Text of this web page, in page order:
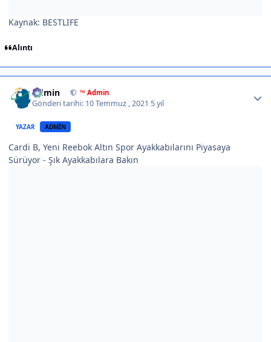
Kaynak: BESTLIFE
Alıntı
Admin ™ Admin
Gönderi tarihi: 10 Temmuz , 2021 5 yıl
YAZAR ADMIN
Cardi B, Yeni Reebok Altın Spor Ayakkabılarını Piyasaya
Sürüyor - Şık Ayakkabılara Bakın